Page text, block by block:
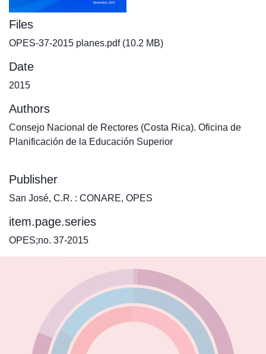
Files
OPES-37-2015 planes.pdf(10.2 MB)
Date
2015
Authors
Consejo Nacional de Rectores (Costa Rica). Oficina de
Planificación de la Educación Superior
Publisher
San José, C.R. : CONARE, OPES
item.page.series
OPES;no. 37-2015